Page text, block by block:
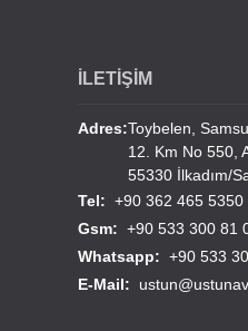
Erzurum Lala Paşa Cami
Erzurum Hınıs Merkez
Burdur Bucak Organize
İLETİŞİM
Adres:Toybelen,
12. Km No 550,
55330 İlkadım/
Tel:+90 362 465 5350
Gsm:+90 533 300 81
Whatsapp:+90 533
E-Mail: